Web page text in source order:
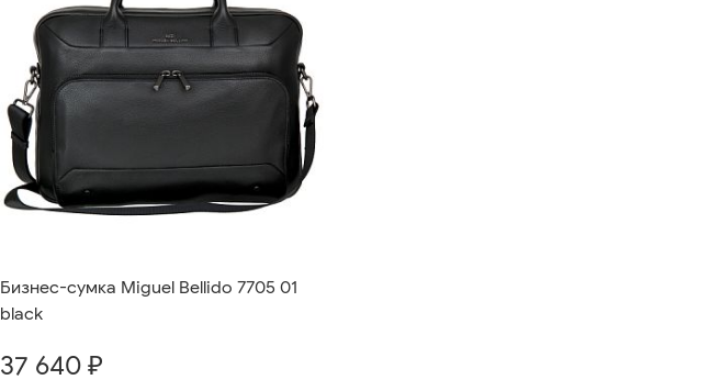
Бизнес-сумка Miguel Bellido 7705 01
black
37 640 ₽